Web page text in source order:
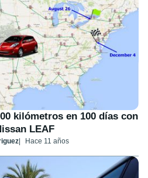
kilómetros en 100 días con
LEAF
Hace 11 años